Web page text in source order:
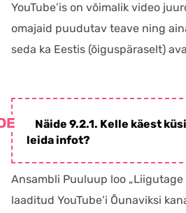
YouTube’is on võimalik video
omajaid puudutav teave ning
seda ka Eestis (õiguspäraselt)
Näide 9.2.1. Kelle käest
leida infot?
Ansambli Puuluup loo
laaditud YouTube’i Õunaviksi